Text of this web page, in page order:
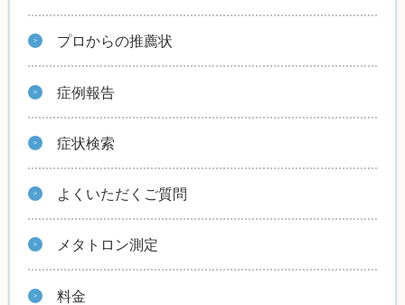
プロからの推薦状
症例報告
症状検索
よくいただくご質問
メタトロン測定
料金